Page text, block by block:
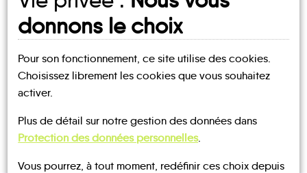
UN AVIS, UN TÉMOIGNAGE
À PARTAGER ?
donnons le choix
Pour son fonctionnement, ce site utilise des cookies.
Choisissez librement les cookies que vous souhaitez
activer.
Plus de détail sur notre gestion des données dans
Protection des données personnelles.
Vous pourrez, à tout moment, redéfinir ces choix depuis